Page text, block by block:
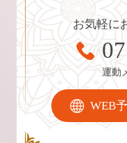
お気軽に
運動
WEB